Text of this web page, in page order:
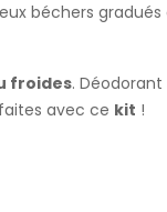
béchers
froides.
avec ce kit !